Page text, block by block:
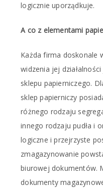
logicznie uporządkuje.
A co z elementami
Każda firma doskonale
widzenia jej
sklepu papierniczego.
sklep papierniczy
różnego rodzaju
innego rodzaju pudła i
logiczne i przejrzyste
zmagazynowanie
biurowej dokumentów.
dokumenty